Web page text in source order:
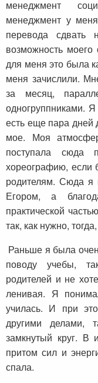
менеджмент
менеджмент у
перевода
возможность моего
для меня это была
меня зачислили.
за месяц,
одногруппниками.
есть еще пара дней
мое. Моя
поступала
хореографию, если
родителям. Сюда я
Егором, а
практической
так, как нужно,
Раньше я была
поводу учебы,
родителей и не
ленивая. Я
училась. И при
другими делами,
замкнутый круг. В
притом сил и
спала.